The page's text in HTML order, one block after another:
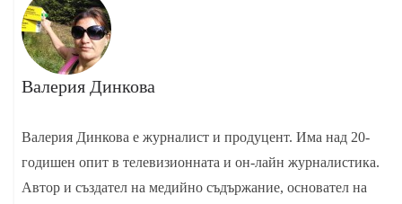
Валерия Динкова
Валерия Динкова е журналист и продуцент. Има над 20-
годишен опит в телевизионната и он-лайн журналистика.
Автор и създател на медийно съдържание, основател на